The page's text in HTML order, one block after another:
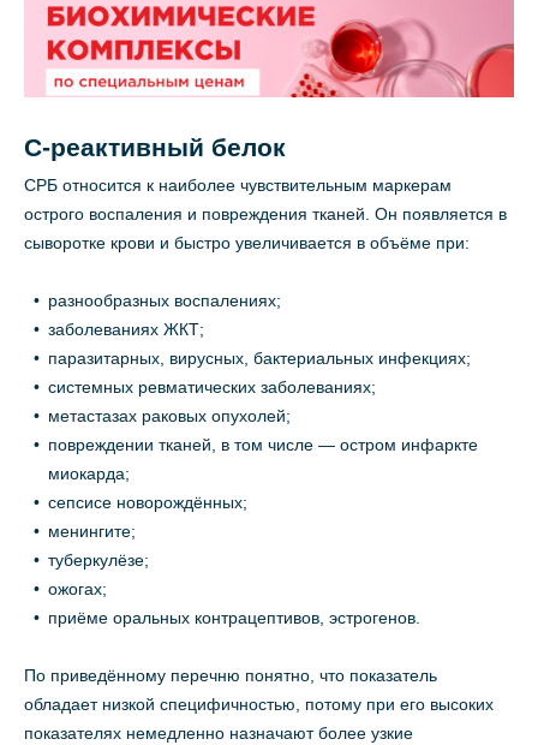
С-реактивный белок
СРБ относится к наиболее чувствительным маркерам
острого воспаления и повреждения тканей. Он появляется в
сыворотке крови и быстро увеличивается в объёме при:
разнообразных воспалениях;
заболеваниях ЖКТ;
паразитарных, вирусных, бактериальных инфекциях;
системных ревматических заболеваниях;
метастазах раковых опухолей;
повреждении тканей, в том числе — остром инфаркте
миокарда;
сепсисе новорождённых;
менингите;
туберкулёзе;
ожогах;
приёме оральных контрацептивов, эстрогенов.
По приведённому перечню понятно, что показатель
обладает низкой специфичностью, потому при его высоких
показателях немедленно назначают более узкие